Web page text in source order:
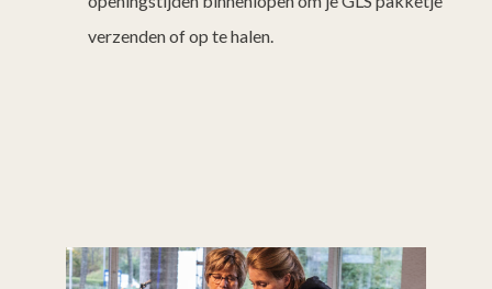
verzenden of op te halen.